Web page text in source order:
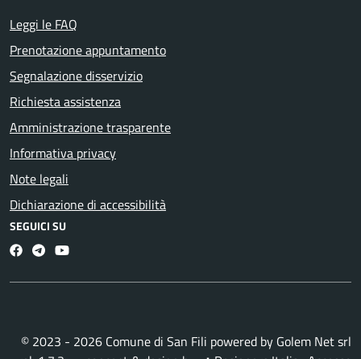
Leggi le FAQ
Prenotazione appuntamento
Segnalazione disservizio
Richiesta assistenza
Amministrazione trasparente
Informativa privacy
Note legali
Dichiarazione di accessibilità
SEGUICI SU
Facebook
TelegramYoutube
© 2023 - 2026 Comune di San Fili powered by Golem Net srl